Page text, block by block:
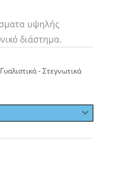
υψηλής
διάστημα.
- Στεγνωτικά